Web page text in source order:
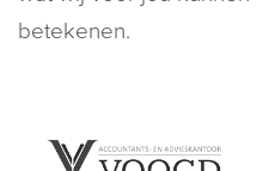
betekenen.